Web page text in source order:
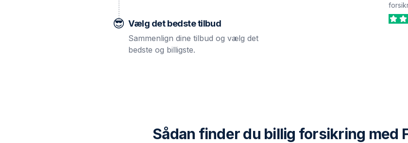
😎 Vælg det bedste tilbud
Sammenlign dine tilbud og vælg det
bedste og billigste.
Sådan finder du billig forsikring med